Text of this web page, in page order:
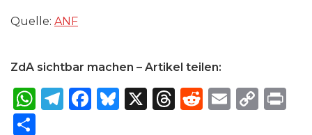
Quelle: ANF
ZdA sichtbar machen – Artikel teilen:
W T
F
B X
T
R
E
C